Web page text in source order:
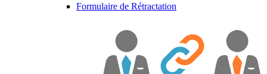
Formulaire de Rétractation